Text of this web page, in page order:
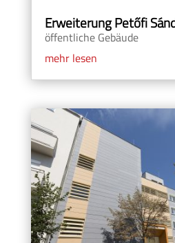
Erweiterung Petőfi
öffentliche Gebäude
mehr lesen